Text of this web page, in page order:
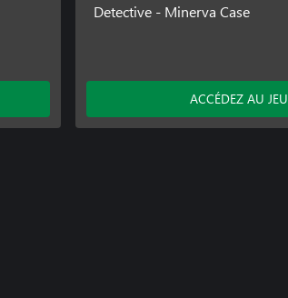
Detective - Minerva Case
ACCÉDEZ AU JEU